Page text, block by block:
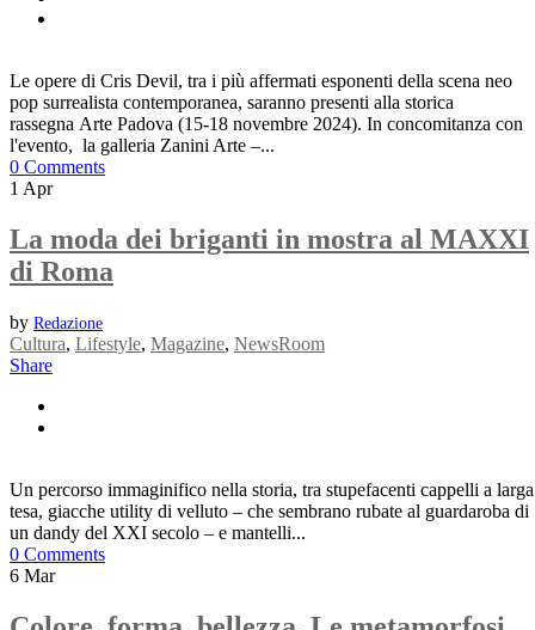
Le opere di Cris Devil, tra i più affermati esponenti della scena neo
pop surrealista contemporanea, saranno presenti alla storica
rassegna Arte Padova (15-18 novembre 2024). In concomitanza con
l'evento, la galleria Zanini Arte –...
0 Comments
1 Apr
La moda dei briganti in mostra al MAXXI
di Roma
by Redazione
Cultura, Lifestyle, Magazine, NewsRoom
Share
Un percorso immaginifico nella storia, tra stupefacenti cappelli a larga
tesa, giacche utility di velluto – che sembrano rubate al guardaroba di
un dandy del XXI secolo – e mantelli...
0 Comments
6 Mar